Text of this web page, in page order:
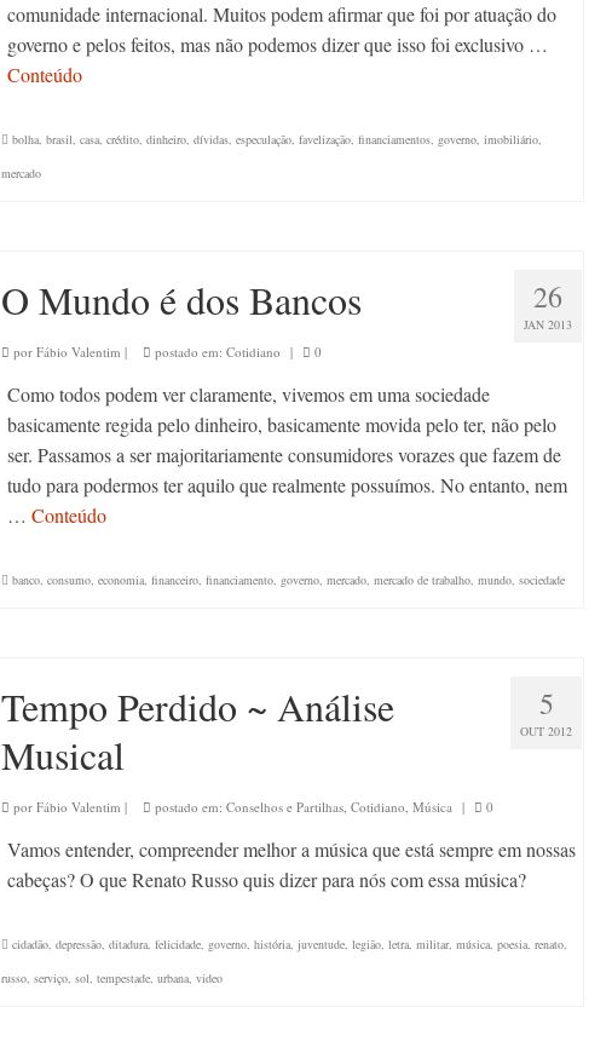
comunidade internacional. Muitos podem afirmar que foi por atuação do
governo e pelos feitos, mas não podemos dizer que isso foi exclusivo …
Conteúdo
bolha, brasil, casa, crédito, dinheiro, dívidas, especulação, favelização, financiamentos, governo, imobiliário,
mercado
26
JAN 2013
O Mundo é dos Bancos
por Fábio Valentim | postado em: Cotidiano | 0
Como todos podem ver claramente, vivemos em uma sociedade
basicamente regida pelo dinheiro, basicamente movida pelo ter, não pelo
ser. Passamos a ser majoritariamente consumidores vorazes que fazem de
tudo para podermos ter aquilo que realmente possuímos. No entanto, nem
… Conteúdo
banco, consumo, economia, financeiro, financiamento, governo, mercado, mercado de trabalho, mundo, sociedade
5
OUT 2012
Tempo Perdido ~ Análise
Musical
por Fábio Valentim | postado em: Conselhos e Partilhas, Cotidiano, Música | 0
Vamos entender, compreender melhor a música que está sempre em nossas
cabeças? O que Renato Russo quis dizer para nós com essa música?
cidadão, depressão, ditadura, felicidade, governo, história, juventude, legião, letra, militar, música, poesia, renato,
russo, serviço, sol, tempestade, urbana, video